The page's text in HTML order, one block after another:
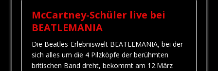
McCartney-Schüler live bei
BEATLEMANIA
Die Beatles-Erlebniswelt BEATLEMANIA, bei der
sich alles um die 4 Pilzköpfe der berühmten
britischen Band dreht, bekommt am 12.März